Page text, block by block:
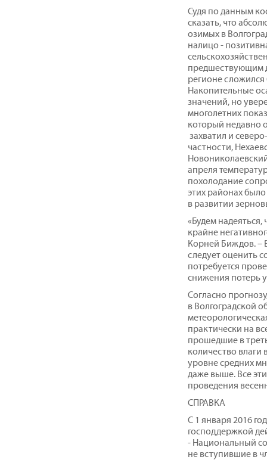
Судя по данным
сказать, что
озимых в
налицо -
предшествующим
регионе
Накопительные
значений, но
многолетних
который недавно
захватил и
частности,
апреля
похолодание
этих районах
в развитии
«Будем
крайне
Корней Биждов. –
следует оценить
потребуется
снижения потерь
Согласно
в Волгоградской
практически на
прошедшие в
количество влаги
уровне средних
даже выше. Все
проведения
СПРАВКА
С 1 января 2016
господдержкой
- Национальный
не вступившие в